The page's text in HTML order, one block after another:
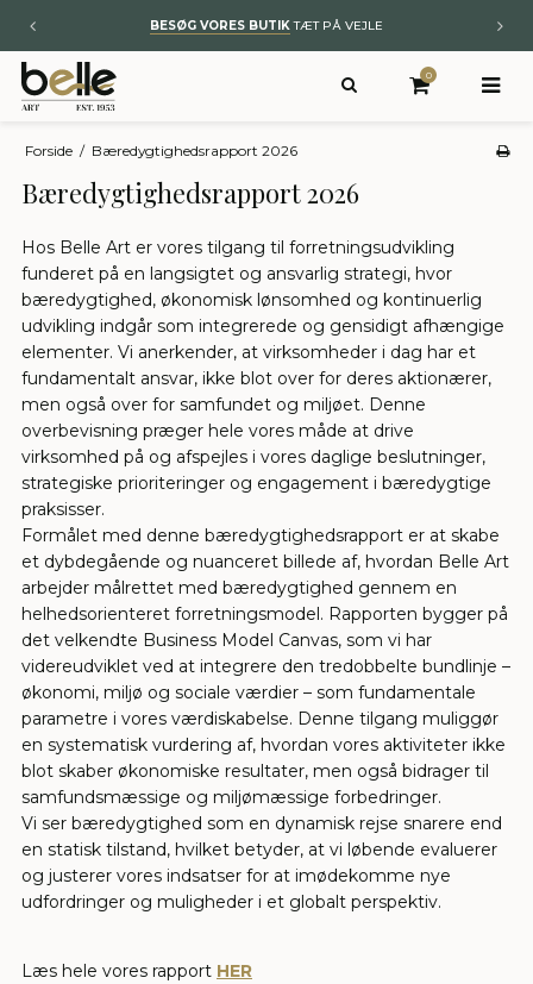
BESØG VORES BUTIKTÆT PÅ VEJLE
0
Forside / Bæredygtighedsrapport 2026
Bæredygtighedsrapport 2026
Hos Belle Art er vores tilgang til forretningsudvikling
funderet på en langsigtet og ansvarlig strategi, hvor
bæredygtighed, økonomisk lønsomhed og kontinuerlig
udvikling indgår som integrerede og gensidigt afhængige
elementer. Vi anerkender, at virksomheder i dag har et
fundamentalt ansvar, ikke blot over for deres aktionærer,
men også over for samfundet og miljøet. Denne
overbevisning præger hele vores måde at drive
virksomhed på og afspejles i vores daglige beslutninger,
strategiske prioriteringer og engagement i bæredygtige
praksisser.
Formålet med denne bæredygtighedsrapport er at skabe
et dybdegående og nuanceret billede af, hvordan Belle Art
arbejder målrettet med bæredygtighed gennem en
helhedsorienteret forretningsmodel. Rapporten bygger på
det velkendte Business Model Canvas, som vi har
videreudviklet ved at integrere den tredobbelte bundlinje –
økonomi, miljø og sociale værdier – som fundamentale
parametre i vores værdiskabelse. Denne tilgang muliggør
en systematisk vurdering af, hvordan vores aktiviteter ikke
blot skaber økonomiske resultater, men også bidrager til
samfundsmæssige og miljømæssige forbedringer.
Vi ser bæredygtighed som en dynamisk rejse snarere end
en statisk tilstand, hvilket betyder, at vi løbende evaluerer
og justerer vores indsatser for at imødekomme nye
udfordringer og muligheder i et globalt perspektiv.
Læs hele vores rapport HER